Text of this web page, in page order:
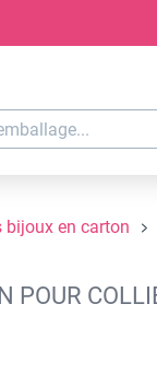
bijoux en carton
POUR